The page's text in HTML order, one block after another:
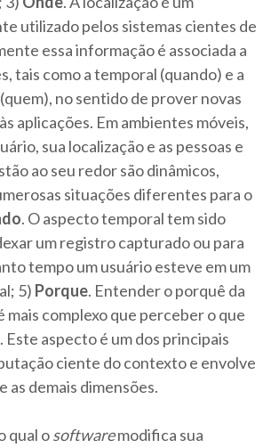
utilizado pelos sistemas cientes de
essa informação é associada a
tais como a temporal (quando) e a
no sentido de prover novas
aplicações. Em ambientes móveis,
sua localização e as pessoas e
ao seu redor são dinâmicos,
situações diferentes para o
. O aspecto temporal tem sido
um registro capturado ou para
tempo um usuário esteve em um
5) Porque. Entender o porquê da
mais complexo que perceber o que
Este aspecto é um dos principais
ciente do contexto e envolve
as demais dimensões.
qual osoftwaremodifica sua